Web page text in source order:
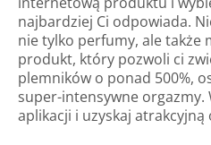
najbardziej Ci odpowiada.
nie tylko perfumy, ale także
produkt, który pozwoli ci
plemników o ponad 500%,
super-intensywne orgazmy.
aplikacji i uzyskaj